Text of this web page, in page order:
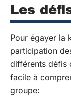
Les
Pour égayer la
participation
différents défis
facile à
groupe: